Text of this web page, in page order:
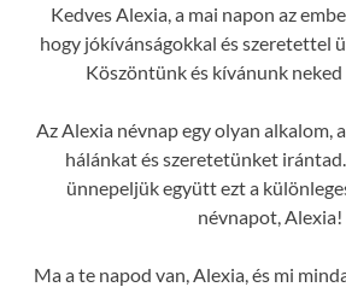
Kedves Alexia, a mai napon az
hogy jókívánságokkal és szeretettel
Köszöntünk és kívánunk
Az Alexia névnap egy olyan alkalom,
hálánkat és szeretetünket
ünnepeljük együtt ezt a
névnapot, Alexia!
Ma a te napod van, Alexia, és mi